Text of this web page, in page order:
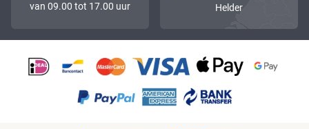
van 09.00 tot 17.00 uur
Helder